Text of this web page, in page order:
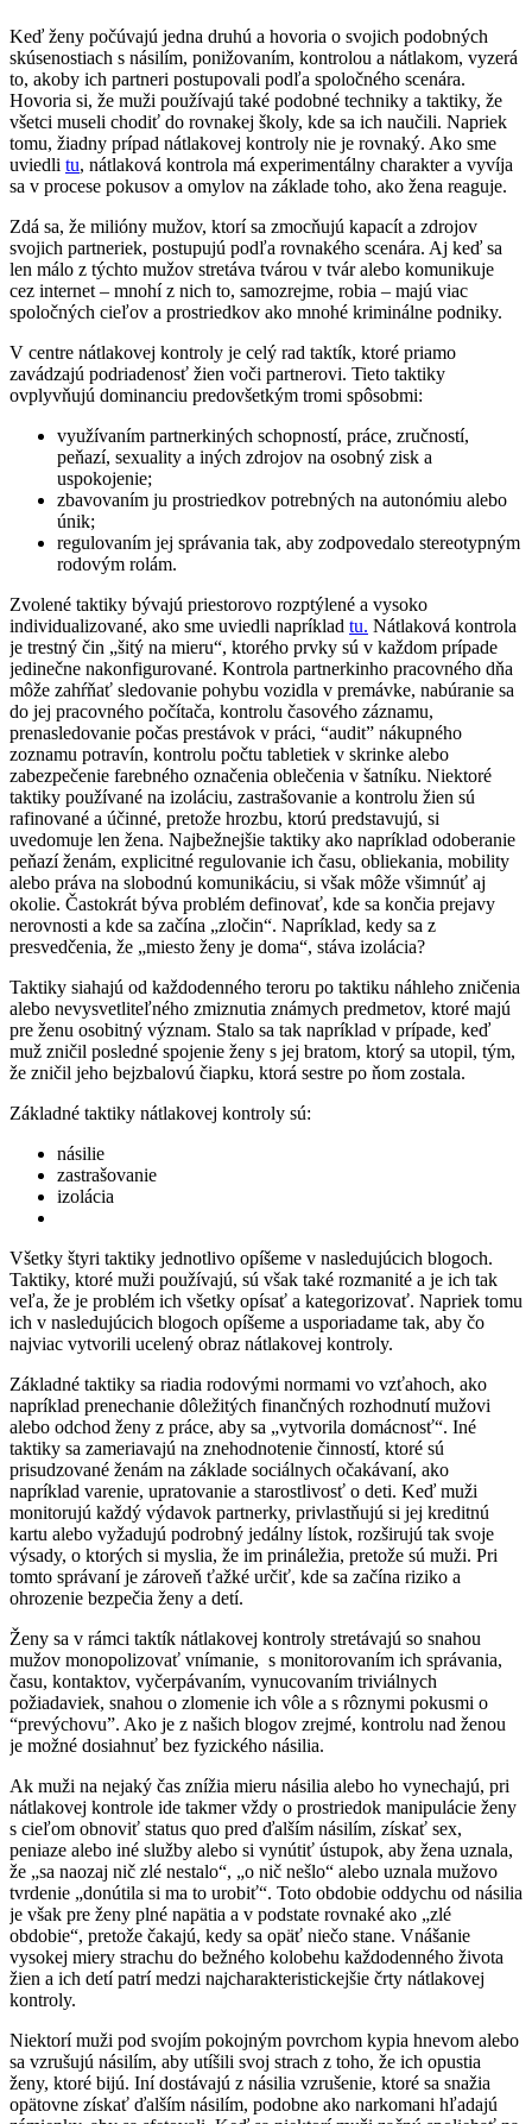
Keď ženy počúvajú jedna druhú a hovoria o svojich podobných
skúsenostiach s násilím, ponižovaním, kontrolou a nátlakom, vyzerá
to, akoby ich partneri postupovali podľa spoločného scenára.
Hovoria si, že muži používajú také podobné techniky a taktiky, že
všetci museli chodiť do rovnakej školy, kde sa ich naučili. Napriek
tomu, žiadny prípad nátlakovej kontroly nie je rovnaký. Ako sme
uviedli tu, nátlaková kontrola má experimentálny charakter a vyvíja
sa v procese pokusov a omylov na základe toho, ako žena reaguje.
Zdá sa, že milióny mužov, ktorí sa zmocňujú kapacít a zdrojov
svojich partneriek, postupujú podľa rovnakého scenára. Aj keď sa
len málo z týchto mužov stretáva tvárou v tvár alebo komunikuje
cez internet – mnohí z nich to, samozrejme, robia – majú viac
spoločných cieľov a prostriedkov ako mnohé kriminálne podniky.
V centre nátlakovej kontroly je celý rad taktík, ktoré priamo
zavádzajú podriadenosť žien voči partnerovi. Tieto taktiky
ovplyvňujú dominanciu predovšetkým tromi spôsobmi:
využívaním partnerkiných schopností, práce, zručností,
peňazí, sexuality a iných zdrojov na osobný zisk a
uspokojenie;
zbavovaním ju prostriedkov potrebných na autonómiu alebo
únik;
regulovaním jej správania tak, aby zodpovedalo stereotypným
rodovým rolám.
Zvolené taktiky bývajú priestorovo rozptýlené a vysoko
individualizované, ako sme uviedli napríklad tu. Nátlaková kontrola
je trestný čin „šitý na mieru“, ktorého prvky sú v každom prípade
jedinečne nakonfigurované. Kontrola partnerkinho pracovného dňa
môže zahŕňať sledovanie pohybu vozidla v premávke, nabúranie sa
do jej pracovného počítača, kontrolu časového záznamu,
prenasledovanie počas prestávok v práci, “audit” nákupného
zoznamu potravín, kontrolu počtu tabletiek v skrinke alebo
zabezpečenie farebného označenia oblečenia v šatníku. Niektoré
taktiky používané na izoláciu, zastrašovanie a kontrolu žien sú
rafinované a účinné, pretože hrozbu, ktorú predstavujú, si
uvedomuje len žena. Najbežnejšie taktiky ako napríklad odoberanie
peňazí ženám, explicitné regulovanie ich času, obliekania, mobility
alebo práva na slobodnú komunikáciu, si však môže všimnúť aj
okolie. Častokrát býva problém definovať, kde sa končia prejavy
nerovnosti a kde sa začína „zločin“. Napríklad, kedy sa z
presvedčenia, že „miesto ženy je doma“, stáva izolácia?
Taktiky siahajú od každodenného teroru po taktiku náhleho zničenia
alebo nevysvetliteľného zmiznutia známych predmetov, ktoré majú
pre ženu osobitný význam. Stalo sa tak napríklad v prípade, keď
muž zničil posledné spojenie ženy s jej bratom, ktorý sa utopil, tým,
že zničil jeho bejzbalovú čiapku, ktorá sestre po ňom zostala.
Základné taktiky nátlakovej kontroly sú:
násilie
zastrašovanie
izolácia
Všetky štyri taktiky jednotlivo opíšeme v nasledujúcich blogoch.
Taktiky, ktoré muži používajú, sú však také rozmanité a je ich tak
veľa, že je problém ich všetky opísať a kategorizovať. Napriek tomu
ich v nasledujúcich blogoch opíšeme a usporiadame tak, aby čo
najviac vytvorili ucelený obraz nátlakovej kontroly.
Základné taktiky sa riadia rodovými normami vo vzťahoch, ako
napríklad prenechanie dôležitých finančných rozhodnutí mužovi
alebo odchod ženy z práce, aby sa „vytvorila domácnosť“. Iné
taktiky sa zameriavajú na znehodnotenie činností, ktoré sú
prisudzované ženám na základe sociálnych očakávaní, ako
napríklad varenie, upratovanie a starostlivosť o deti. Keď muži
monitorujú každý výdavok partnerky, privlastňujú si jej kreditnú
kartu alebo vyžadujú podrobný jedálny lístok, rozširujú tak svoje
výsady, o ktorých si myslia, že im prináležia, pretože sú muži. Pri
tomto správaní je zároveň ťažké určiť, kde sa začína riziko a
ohrozenie bezpečia ženy a detí.
Ženy sa v rámci taktík nátlakovej kontroly stretávajú so snahou
mužov monopolizovať vnímanie, s monitorovaním ich správania,
času, kontaktov, vyčerpávaním, vynucovaním triviálnych
požiadaviek, snahou o zlomenie ich vôle a s rôznymi pokusmi o
“prevýchovu”. Ako je z našich blogov zrejmé, kontrolu nad ženou
je možné dosiahnuť bez fyzického násilia.
Ak muži na nejaký čas znížia mieru násilia alebo ho vynechajú, pri
nátlakovej kontrole ide takmer vždy o prostriedok manipulácie ženy
s cieľom obnoviť status quo pred ďalším násilím, získať sex,
peniaze alebo iné služby alebo si vynútiť ústupok, aby žena uznala,
že „sa naozaj nič zlé nestalo“, „o nič nešlo“ alebo uznala mužovo
tvrdenie „donútila si ma to urobiť“. Toto obdobie oddychu od násilia
je však pre ženy plné napätia a v podstate rovnaké ako „zlé
obdobie“, pretože čakajú, kedy sa opäť niečo stane. Vnášanie
vysokej miery strachu do bežného kolobehu každodenného života
žien a ich detí patrí medzi najcharakteristickejšie črty nátlakovej
kontroly.
Niektorí muži pod svojím pokojným povrchom kypia hnevom alebo
sa vzrušujú násilím, aby utíšili svoj strach z toho, že ich opustia
ženy, ktoré bijú. Iní dostávajú z násilia vzrušenie, ktoré sa snažia
opätovne získať ďalším násilím, podobne ako narkomani hľadajú